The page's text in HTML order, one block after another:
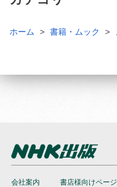
ホーム 書籍・ムック
会社案内 書店様向けページ